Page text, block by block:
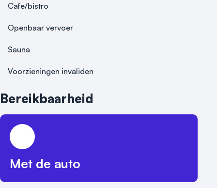
Cafe/bistro
Openbaar vervoer
Sauna
Voorzieningen invaliden
Bereikbaarheid
Met de auto